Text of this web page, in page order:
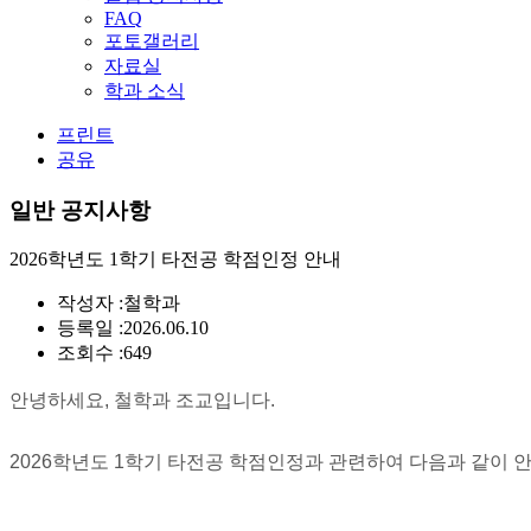
FAQ
포토갤러리
자료실
학과 소식
프린트
공유
일반 공지사항
2026학년도 1학기 타전공 학점인정 안내
작성자 :철학과
등록일 :2026.06.10
조회수 :649
안녕하세요, 철학과 조교입니다.
2026학년도 1학기 타전공 학점인정과 관련하여 다음과 같이